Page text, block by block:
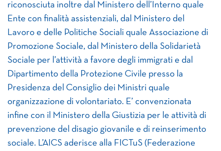
riconosciuta inoltre dal Ministero dell’Interno quale
Ente con finalità assistenziali, dal Ministero del
Lavoro e delle Politiche Sociali quale Associazione di
Promozione Sociale, dal Ministero della Solidarietà
Sociale per l’attività a favore degli immigrati e dal
Dipartimento della Protezione Civile presso la
Presidenza del Consiglio dei Ministri quale
organizzazione di volontariato. E’ convenzionata
infine con il Ministero della Giustizia per le attività di
prevenzione del disagio giovanile e di reinserimento
sociale. L’AICS aderisce alla FICTuS (Federazione